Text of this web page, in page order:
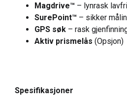
Magdrive™ – lynrask
SurePoint™ – sikker
GPS søk – rask
Aktiv prismelås (Opsjon)
Spesifikasjoner